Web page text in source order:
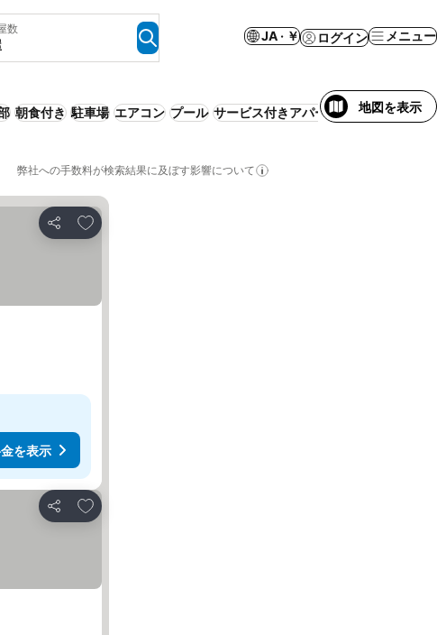
数 JA · ￥ ログイン メニュー
朝食付き 駐車場 エアコン プール サービス付きアパートメント ペット可
地図を表示
弊社への手数料が検索結果に及ぼす影響について
シェア
お気に入りに追加
を表示
シェア
お気に入りに追加